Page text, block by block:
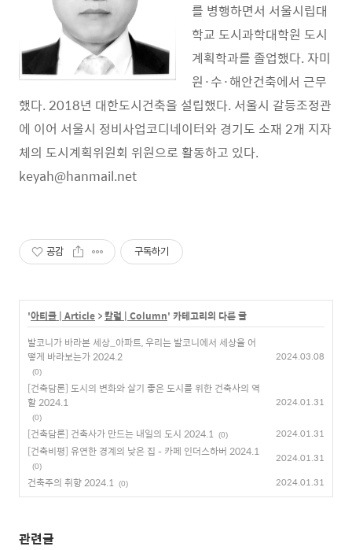
를 병행하면서 서울시립대
학교 도시과학대학원 도시
계획학과를 졸업했다. 자미
원·수·해안건축에서 근무
했다. 2018년 대한도시건축을 설립했다. 서울시 갈등조정관
에 이어 서울시 정비사업코디네이터와 경기도 소재 2개 지자
체의 도시계획위원회 위원으로 활동하고 있다.
keyah@hanmail.net
공감 구독하기
'아티클 | Article >칼럼 | Column' 카테고리의 다른 글
발코니가 바라본 세상_아파트, 우리는 발코니에서 세상을 어
떻게 바라보는가 2024.2
(0)
2024.03.08
[건축담론] 도시의 변화와 살기 좋은 도시를 위한 건축사의 역
할 2024.1
(0)
2024.01.31
[건축담론] 건축사가 만드는 내일의 도시 2024.1 (0) 2024.01.31
[건축비평] 유연한 경계의 낮은 집 – 카페 인더스하버 2024.1
(0)
2024.01.31
건축주의 취향 2024.1 (0) 2024.01.31
관련글